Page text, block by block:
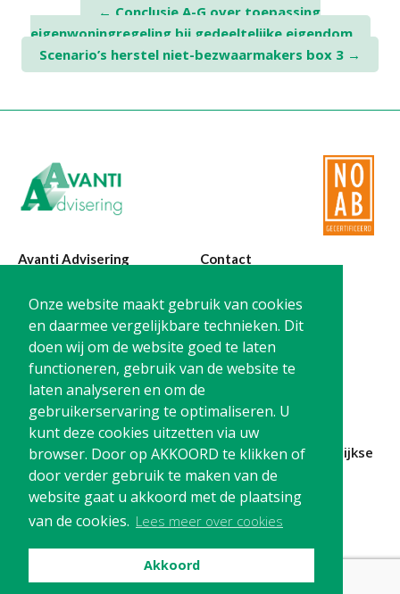
Onze website maakt gebruik van cookies
en daarmee vergelijkbare technieken. Dit
doen wij om de website goed te laten
functioneren, gebruik van de website te
laten analyseren en om de
gebruikerservaring te optimaliseren. U
kunt deze cookies uitzetten via uw
browser. Door op AKKOORD te klikken of
door verder gebruik te maken van de
website gaat u akkoord met de plaatsing
van de cookies. Lees meer over cookies
Akkoord
Post
navigation
← Conclusie A-G over toepassing
eigenwoningregeling bij gedeeltelijke eigendom
Scenario’s herstel niet-bezwaarmakers box 3 →
Avanti Advisering
Poelstraat 4
1441 RR Purmerend
Contact
T: 0299-420870
@:
info@avanti-
advisering.nl
BTW: NL861212733B01
Blijf op de hoogte en schrijf je in voor onze maandelijkse
nieuwsbrief
Schrijf me in!
Privacy Cookies Disclaimer